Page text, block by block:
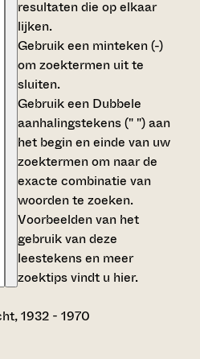
resultaten die op elkaar
lijken.
Gebruik een minteken (-)
om zoektermen uit te
sluiten.
Gebruik een Dubbele
aanhalingstekens (" ")aan
het begin en einde van uw
zoektermen om naar de
exacte combinatie van
woorden te zoeken.
Voorbeelden van het
gebruik van deze
leestekens en meer
zoektips vindt u hier.
1932 - 1970